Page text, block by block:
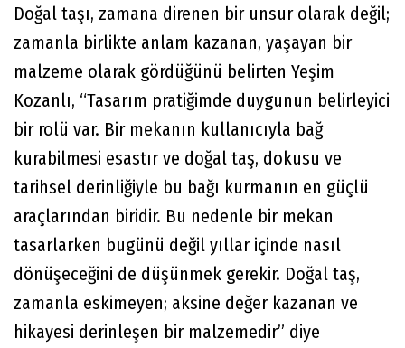
Doğal taşı, zamana direnen bir unsur olarak değil;
zamanla birlikte anlam kazanan, yaşayan bir
malzeme olarak gördüğünü belirten Yeşim
Kozanlı, “Tasarım pratiğimde duygunun belirleyici
bir rolü var. Bir mekanın kullanıcıyla bağ
kurabilmesi esastır ve doğal taş, dokusu ve
tarihsel derinliğiyle bu bağı kurmanın en güçlü
araçlarından biridir. Bu nedenle bir mekan
tasarlarken bugünü değil yıllar içinde nasıl
dönüşeceğini de düşünmek gerekir. Doğal taş,
zamanla eskimeyen; aksine değer kazanan ve
hikayesi derinleşen bir malzemedir” diye